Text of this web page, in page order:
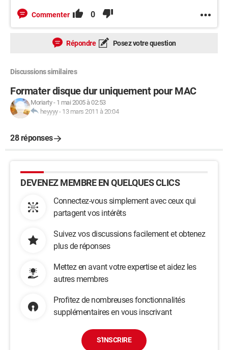
Commenter 0
Répondre Posez votre question
Discussions similaires
Formater disque dur uniquement pour MAC
Moriarty- 1 mai 2005 à 02:53
heyyyy- 13 mars 2011 à 20:04
28 réponses
DEVENEZ MEMBRE EN QUELQUES CLICS
Connectez-vous simplement avec ceux qui
partagent vos intérêts
Suivez vos discussions facilement et obtenez
plus de réponses
Mettez en avant votre expertise et aidez les
autres membres
Profitez de nombreuses fonctionnalités
supplémentaires en vous inscrivant
S'INSCRIRE